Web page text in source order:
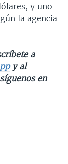
y uno
la agencia
a
y al
en